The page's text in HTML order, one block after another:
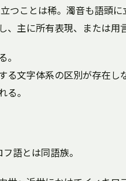
つことは稀。濁音も語頭に
、主に所有表現、または用
。
る文字体系の区別が存在
る。
語とは同語族。